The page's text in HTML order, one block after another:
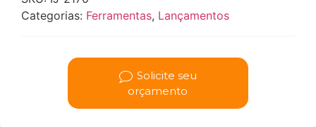
Categorias: Ferramentas, Lançamentos
Solicite seu
orçamento